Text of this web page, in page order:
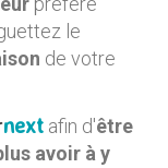
le
de votre
next afin d'être
avoir à y